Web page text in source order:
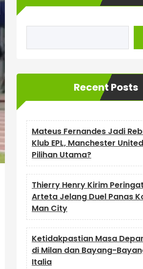
Recent Posts
Mateus Fernandes Jadi
Klub EPL, Manchester
Pilihan Utama?
Thierry Henry Kirim
Arteta Jelang Duel Panas
Man City
Ketidakpastian Masa
di Milan dan Bayang-
Italia